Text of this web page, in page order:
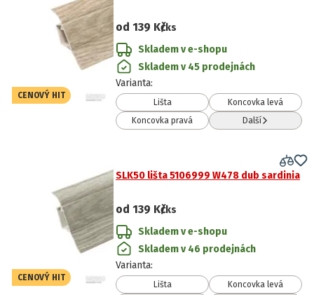
CENOVÝ HIT
od 139 Kč/ks
Skladem v e-shopu
Skladem v 45 prodejnách
Varianta:
Lišta
Koncovka levá
Koncovka pravá
Další
CENOVÝ HIT
SLK50 lišta 5106999 W478 dub sardinia
od 139 Kč/ks
Skladem v e-shopu
Skladem v 46 prodejnách
Varianta:
Lišta
Koncovka levá